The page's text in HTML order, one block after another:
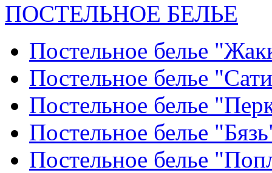
ПОСТЕЛЬНОЕ БЕЛЬЕ
Постельное белье
Постельное белье
Постельное белье
Постельное белье
Постельное белье